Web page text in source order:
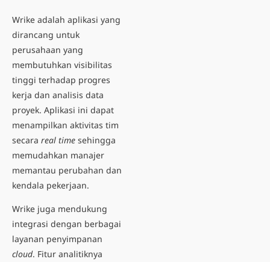
Wrike adalah aplikasi yang
dirancang untuk
perusahaan yang
membutuhkan visibilitas
tinggi terhadap progres
kerja dan analisis data
proyek. Aplikasi ini dapat
menampilkan aktivitas tim
secara real time sehingga
memudahkan manajer
memantau perubahan dan
kendala pekerjaan.
Wrike juga mendukung
integrasi dengan berbagai
layanan penyimpanan
cloud. Fitur analitiknya